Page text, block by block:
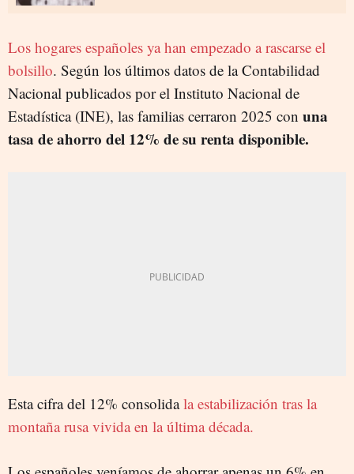
Los hogares españoles ya han empezado a rascarse el
bolsillo. Según los últimos datos de la Contabilidad
Nacional publicados por el Instituto Nacional de
Estadística (INE), las familias cerraron 2025 con una
tasa de ahorro del 12% de su renta disponible.
Esta cifra del 12% consolidala estabilización tras la
montaña rusa vivida en la última década.